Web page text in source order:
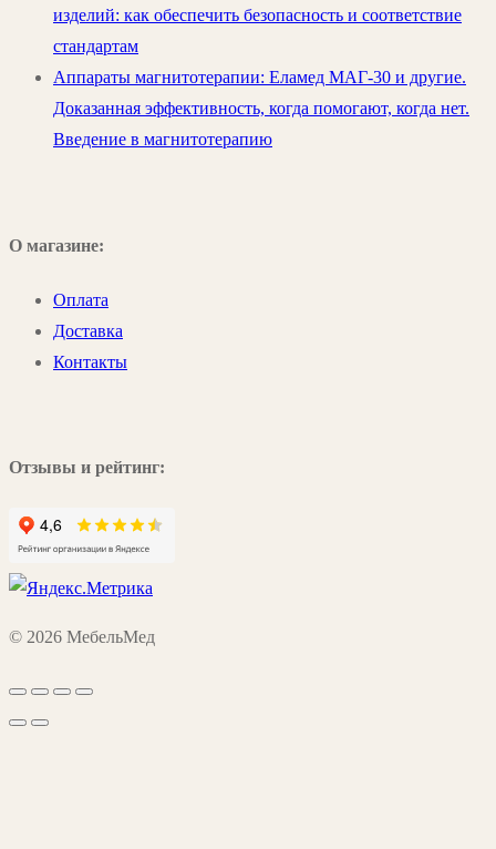
изделий: как обеспечить безопасность и соответствие
стандартам
Аппараты магнитотерапии: Еламед МАГ-30 и другие.
Доказанная эффективность, когда помогают, когда нет.
Введение в магнитотерапию
О магазине:
Оплата
Доставка
Контакты
Отзывы и рейтинг:
© 2026 МебельМед